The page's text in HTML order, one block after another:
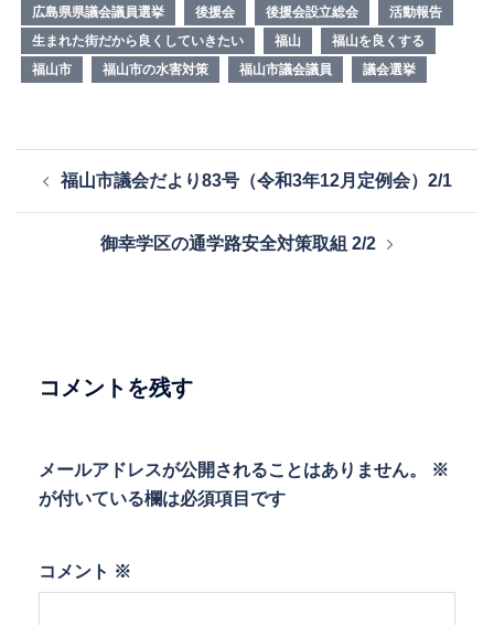
広島県県議会議員選挙
後援会 後援会設立総会
活動報告
生まれた街だから良くしていきたい
福山
福山を良くする
福山市
福山市の水害対策 福山市議会議員 議会選挙
ョ
福山市議会だより83号（令和3年12月定例会）2/1
御幸学区の通学路安全対策取組 2/2
コメントを残す
メールアドレスが公開されることはありません。
※
が付いている欄は必須項目です
コメント ※